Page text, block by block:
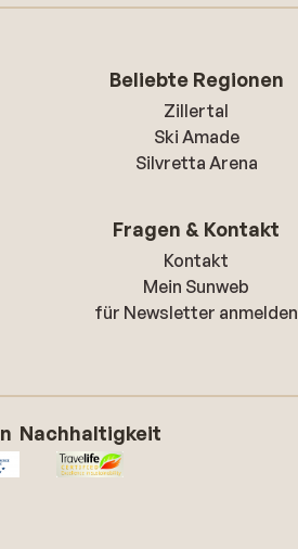
Beliebte Regionen
Zillertal
Ski Amade
Silvretta Arena
Fragen & Kontakt
Kontakt
Mein Sunweb
für Newsletter anmelden
Nachhaltigkeit